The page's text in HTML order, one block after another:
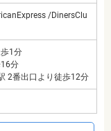
/DinersClu
1分
分
2番出口より徒歩12分